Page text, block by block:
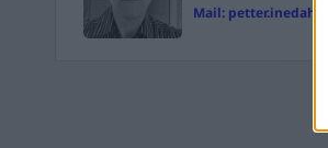
Mail: